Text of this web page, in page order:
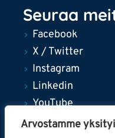
Arvostamme
Seuraa
Facebook
X / Twitter
Instagram
Linkedin
YouTube